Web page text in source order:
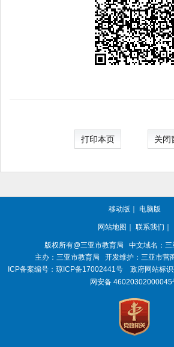
打印本页 关闭
移动版 ｜ 电脑版
网站地图 ｜ 联系我们 ｜
版权所有@三亚市教育局
中文域名：
主办：三亚市教育局
开发维护：三亚市营
ICP备案编号： 琼ICP备17002441号 政府网站标识
网安备 46020302000045